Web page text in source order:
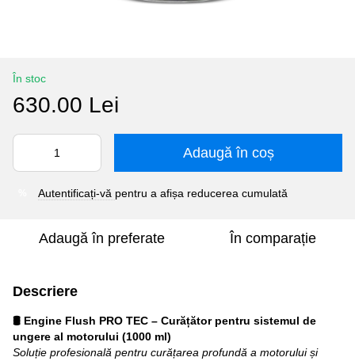
În stoc
630.00 Lei
Adaugă în coș
Autentificați-vă pentru a afișa reducerea cumulată
Adaugă în preferate În comparație
Descriere
🛢 Engine Flush PRO TEC – Curățător pentru sistemul de
ungere al motorului (1000 ml)
Soluție profesională pentru curățarea profundă a motorului și